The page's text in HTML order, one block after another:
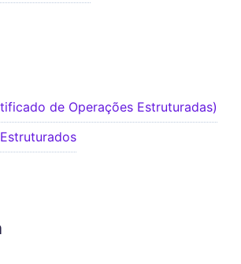
de Operações Estruturadas)